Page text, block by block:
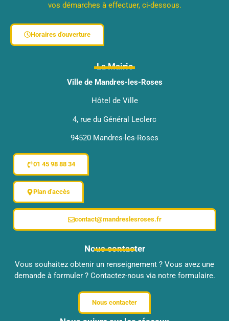
vos démarches à effectuer, ci-dessous.
Horaires d'ouverture
La Mairie
Ville de Mandres-les-Roses
Hôtel de Ville
4, rue du Général Leclerc
94520 Mandres-les-Roses
01 45 98 88 34
Plan d'accès
contact@mandreslesroses.fr
Nous contacter
Vous souhaitez obtenir un renseignement ? Vous avez une
demande à formuler ? Contactez-nous via notre formulaire.
Nous contacter